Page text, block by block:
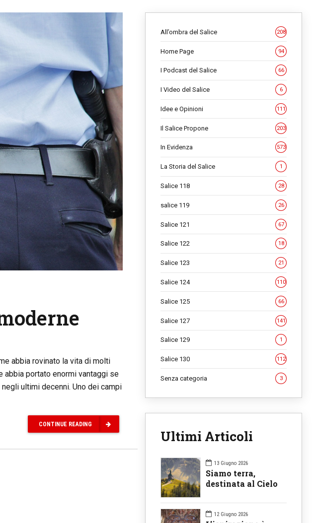
abbia rovinato la vita di molti
abbia portato enormi vantaggi se
ultimi decenni. Uno dei campi
CONTINUE READING
All’ombra del Salice 208
Home Page 94
I Podcast del Salice 66
I Video del Salice 6
Idee e Opinioni 111
Il Salice Propone 203
In Evidenza 573
La Storia del Salice 1
Salice 118 28
salice 119 26
Salice 121 67
Salice 122 18
Salice 123 21
Salice 124 110
Salice 125 66
Salice 127 141
Salice 129 1
Salice 130 112
Senza categoria 3
Ultimi Articoli
13 Giugno 2026
Siamo terra,
destinata al Cielo
12 Giugno 2026